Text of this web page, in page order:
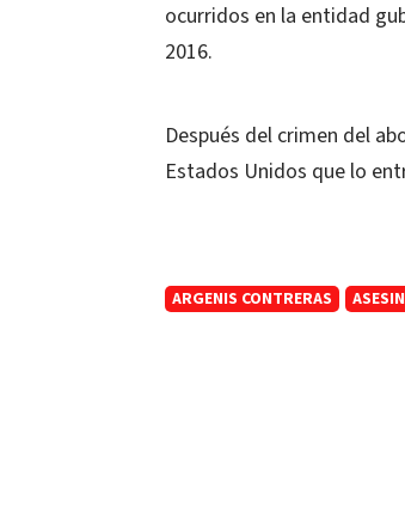
ocurridos en la entidad
2016.
Después del crimen del
Estados Unidos que lo
ARGENIS CONTRERAS